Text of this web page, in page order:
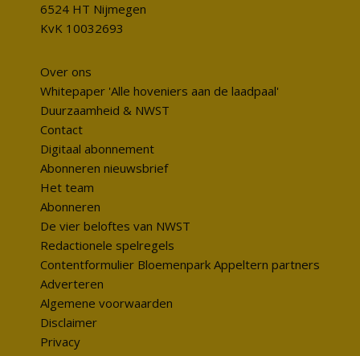
6524 HT Nijmegen
KvK 10032693
Over ons
Whitepaper 'Alle hoveniers aan de laadpaal'
Duurzaamheid & NWST
Contact
Digitaal abonnement
Abonneren nieuwsbrief
Het team
Abonneren
De vier beloftes van NWST
Redactionele spelregels
Contentformulier Bloemenpark Appeltern partners
Adverteren
Algemene voorwaarden
Disclaimer
Privacy